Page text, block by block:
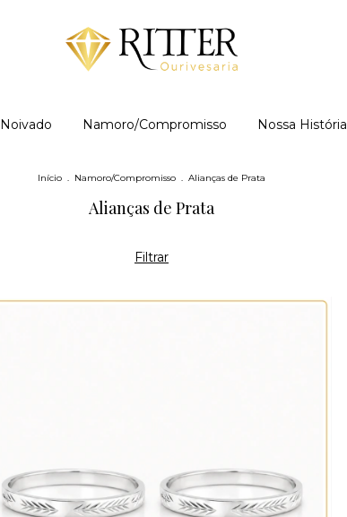
Noivado Namoro/Compromisso Nossa História
Início . Namoro/Compromisso . Alianças de Prata
Alianças de Prata
Filtrar